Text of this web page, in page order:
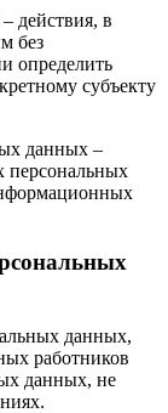
действия, в
без
определить
субъекту
данных –
персональных
данных,
работников
данных, не